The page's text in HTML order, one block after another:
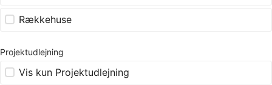
Rækkehuse
Projektudlejning
Vis kun Projektudlejning